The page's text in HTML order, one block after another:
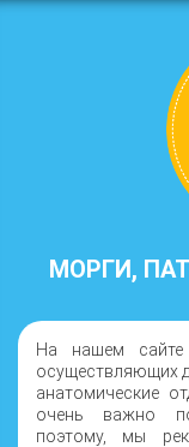
МОРГИ,
На нашем сайте
осуществляющих
анатомические
очень важно
поэтому, мы